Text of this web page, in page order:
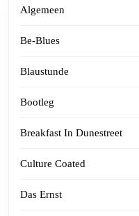
Algemeen
Be-Blues
Blaustunde
Bootleg
Breakfast In Dunestreet
Culture Coated
Das Ernst